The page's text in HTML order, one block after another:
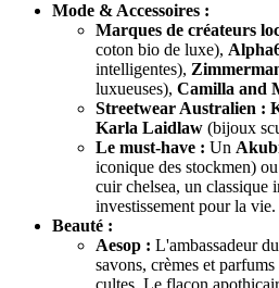
Mode & Accessoires :
Marques de créateurs
coton bio de luxe),
intelligentes),
luxueuses), Camilla and
Streetwear Australien :
Karla Laidlaw (bijoux
Le must-have : Un
iconique des stockmen)
cuir chelsea, un classique
investissement pour la vie.
Beauté :
Aesop : L'ambassadeur
savons, crèmes et